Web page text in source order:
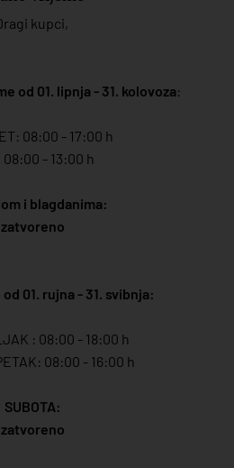
kupci,
od 01. lipnja - 31. kolovoza:
08:00 - 17:00 h
08:00 - 13:00 h
i blagdanima:
zatvoreno
01. rujna - 31. svibnja:
: 08:00 - 18:00 h
08:00 - 16:00 h
SUBOTA:
zatvoreno